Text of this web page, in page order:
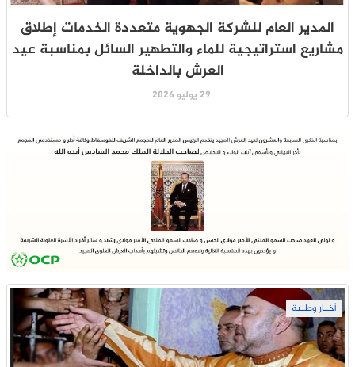
المدير العام للشركة الجهوية متعددة الخدمات إطلاق
مشاريع استراتيجية للماء والتطهير السائل بمناسبة عيد
العرش بالداخلة
29 يوليو 2026
أخبار وطنية